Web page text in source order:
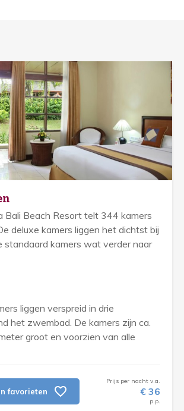
Bali Beach Resort telt 344 kamers
deluxe kamers liggen het dichtst bij
standaard kamers wat verder naar
liggen verspreid in drie
het zwembad. De kamers zijn ca.
groot en voorzien van alle
favorieten
Prijs per nacht v.a.
€ 36
p.p.